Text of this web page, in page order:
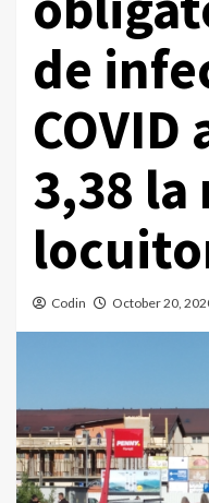
de
COVID
3,38 la
Codin October 20,